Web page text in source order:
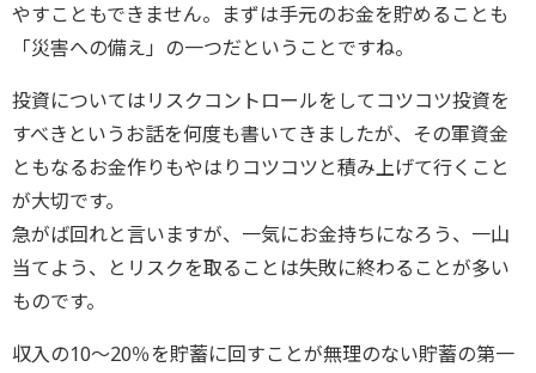
やすこともできません。まずは手元のお金を貯めることも
「災害への備え」の一つだということですね。
投資についてはリスクコントロールをしてコツコツ投資を
すべきというお話を何度も書いてきましたが、その軍資金
ともなるお金作りもやはりコツコツと積み上げて行くこと
が大切です。
急がば回れと言いますが、一気にお金持ちになろう、一山
当てよう、とリスクを取ることは失敗に終わることが多い
ものです。
収入の10～20％を貯蓄に回すことが無理のない貯蓄の第一